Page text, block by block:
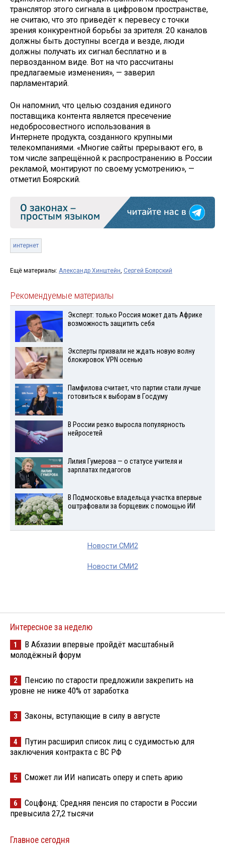
транслятор этого сигнала в цифровом пространстве,
не считаю, что это приведёт к перевесу с точки
зрения конкурентной борьбы за зрителя. 20 каналов
должны быть доступны всегда и везде, люди
должны получать их сигнал бесплатно и в
первозданном виде. Вот на что рассчитаны
предлагаемые изменения», — заверил
парламентарий.
Он напомнил, что целью создания единого
поставщика контента является пресечение
недобросовестного использования в
Интернете продукта, созданного крупными
телекомпаниями. «Многие сайты прерывают его, в
том числе запрещённой к распространению в России
рекламой, монтируют по своему усмотрению», —
отметил Боярский.
интернет
Ещё материалы: Александр Хинштейн Сергей Боярский
Рекомендуемые материалы
Эксперт: только Россия может дать Африке
возможность защитить себя
Эксперты призвали не ждать новую волну
блокировок VPN осенью
Памфилова считает, что партии стали лучше
готовиться к выборам в Госдуму
В России резко выросла популярность
нейросетей
Лилия Гумерова — о статусе учителя и
зарплатах педагогов
В Подмосковье владельца участка впервые
оштрафовали за борщевик с помощью ИИ
Новости СМИ2
Новости СМИ2
Интересное за неделю
1
В Абхазии впервые пройдёт масштабный
молодёжный форум
2
Пенсию по старости предложили закрепить на
уровне не ниже 40% от заработка
3 Законы, вступающие в силу в августе
4
Путин расширил список лиц с судимостью для
заключения контракта с ВС РФ
5 Сможет ли ИИ написать оперу и спеть арию
6
Соцфонд: Средняя пенсия по старости в России
превысила 27,2 тысячи
Главное сегодня